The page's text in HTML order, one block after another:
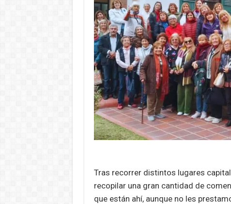
Tras recorrer distintos lugares
recopilar una gran cantidad de
que están ahí, aunque no les